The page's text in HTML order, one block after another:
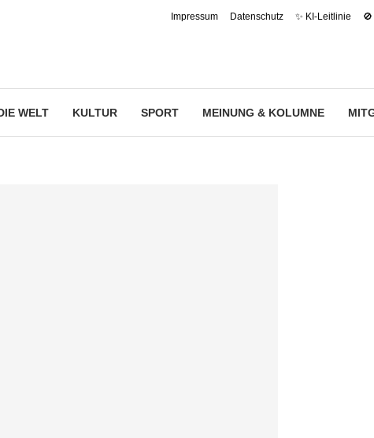
Impressum Datenschutz ✨ KI-Leitlinie
WELT KULTUR SPORT MEINUNG & KOLUMNE